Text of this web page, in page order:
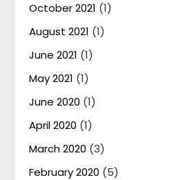
October 2021 (1)
August 2021 (1)
June 2021 (1)
May 2021 (1)
June 2020 (1)
April 2020 (1)
March 2020 (3)
February 2020 (5)